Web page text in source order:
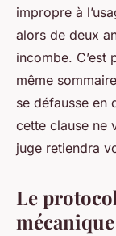
impropre à
alors de deux
incombe. C’est
même
se défausse en
cette clause ne
juge retiendra
Le